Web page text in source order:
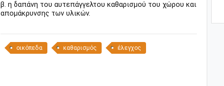
β. η δαπάνη του αυτεπάγγελτου καθαρισμού του χώρου και
απομάκρυνσης των υλικών.
οικόπεδα καθαρισμός έλεγχος